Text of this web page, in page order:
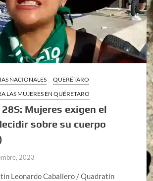
NACIONALES
QUERÉTARO
LAS MUJERES EN QUÉRETARO
Mujeres exigen el
sobre su cuerpo
2023
Leonardo Caballero / Quadratin